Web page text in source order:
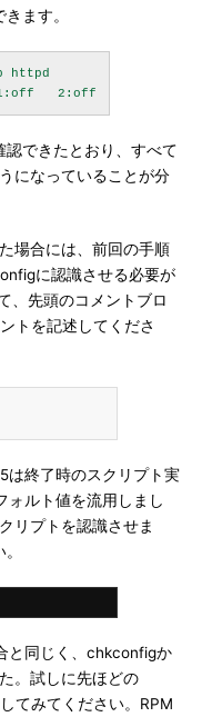
ます。
httpd
できたとおり、すべて
になっていることが分
場合には、前回の手順
に認識させる必要が
先頭のコメントブロ
トを記述してくださ
は終了時のスクリプト実
ォルト値を流用しまし
リプトを認識させま
と同じく、chkconfigか
。試しに先ほどの
てみてください。RPM